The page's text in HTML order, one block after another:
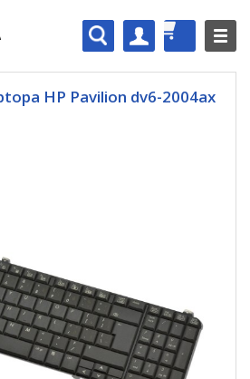
HP Pavilion dv6-2004ax